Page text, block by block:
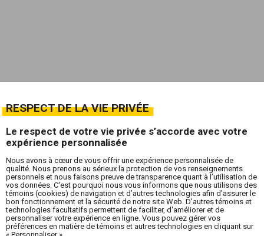
RESPECT DE LA VIE PRIVÉE
Le respect de votre vie privée s’accorde avec votre
expérience personnalisée
Nous avons à cœur de vous offrir une expérience personnalisée de
qualité. Nous prenons au sérieux la protection de vos renseignements
personnels et nous faisons preuve de transparence quant à l’utilisation de
vos données. C'est pourquoi nous vous informons que nous utilisons des
témoins (cookies) de navigation et d’autres technologies afin d'assurer le
bon fonctionnement et la sécurité de notre site Web. D'autres témoins et
technologies facultatifs permettent de faciliter, d'améliorer et de
personnaliser votre expérience en ligne. Vous pouvez gérer vos
préférences en matière de témoins et autres technologies en cliquant sur